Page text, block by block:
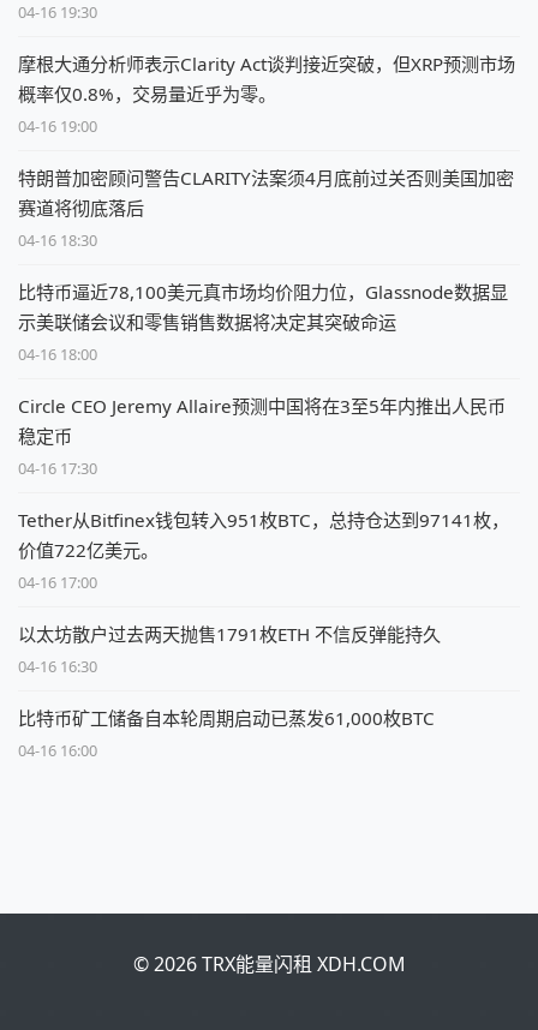
04-16 19:30
摩根大通分析师表示Clarity Act谈判接近突破，但XRP预测市场
概率仅0.8%，交易量近乎为零。
04-16 19:00
特朗普加密顾问警告CLARITY法案须4月底前过关否则美国加密
赛道将彻底落后
04-16 18:30
比特币逼近78,100美元真市场均价阻力位，Glassnode数据显
示美联储会议和零售销售数据将决定其突破命运
04-16 18:00
Circle CEO Jeremy Allaire预测中国将在3至5年内推出人民币
稳定币
04-16 17:30
Tether从Bitfinex钱包转入951枚BTC，总持仓达到97141枚，
价值722亿美元。
04-16 17:00
以太坊散户过去两天抛售1791枚ETH 不信反弹能持久
04-16 16:30
比特币矿工储备自本轮周期启动已蒸发61,000枚BTC
04-16 16:00
© 2026 TRX能量闪租 XDH.COM